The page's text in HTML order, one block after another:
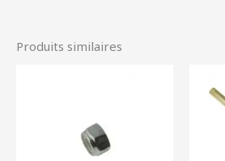
Produits similaires